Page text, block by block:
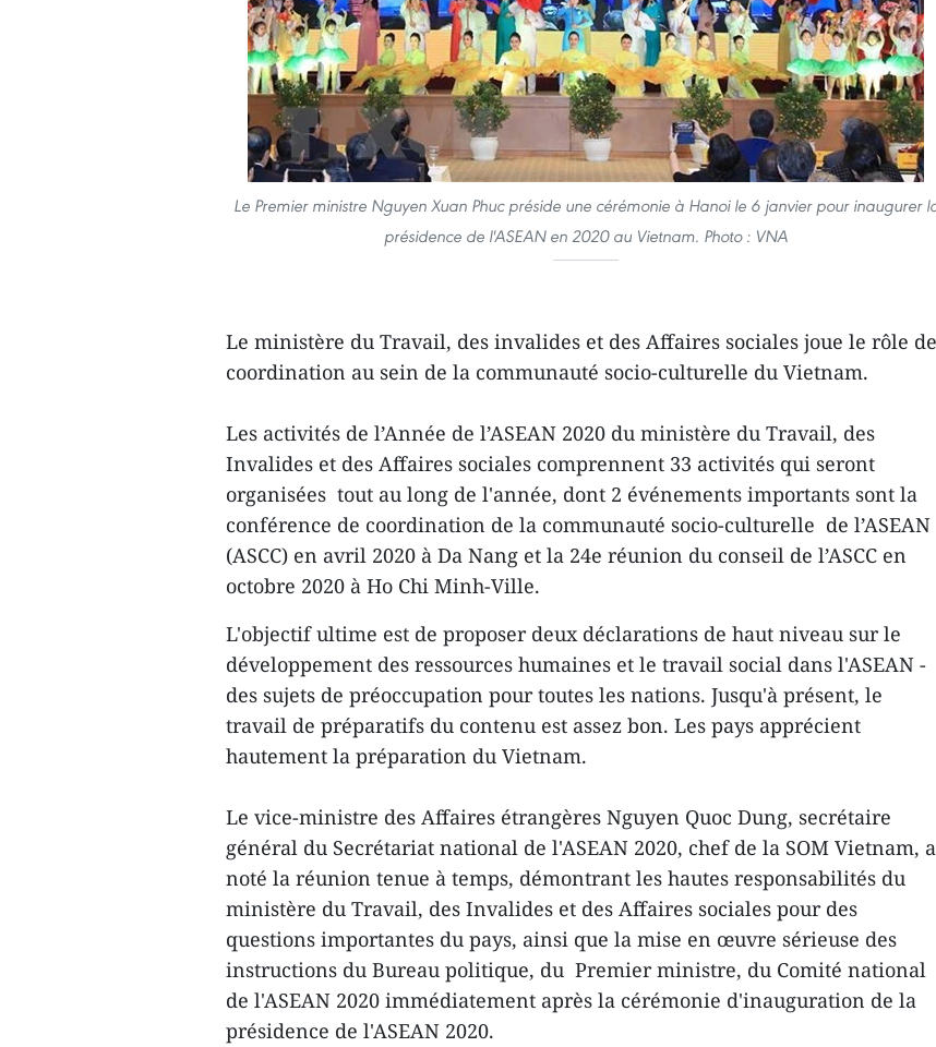
Le Premier ministre Nguyen Xuan Phuc préside une cérémonie à Hanoi le 6 janvier pour inaugurer
présidence de l'ASEAN en 2020 au Vietnam. Photo : VNA
Le ministère du Travail, des invalides et des Affaires sociales joue le rôle de
coordination au sein de la communauté socio-culturelle du Vietnam.
Les activités de l’Année de l’ASEAN 2020 du ministère du Travail, des
Invalides et des Affaires sociales comprennent 33 activités qui seront
organisées tout au long de l'année, dont 2 événements importants sont la
conférence de coordination de la communauté socio-culturelle de l’ASEAN
(ASCC) en avril 2020 à Da Nang et la 24e réunion du conseil de l’ASCC en
octobre 2020 à Ho Chi Minh-Ville.
L'objectif ultime est de proposer deux déclarations de haut niveau sur le
développement des ressources humaines et le travail social dans l'ASEAN -
des sujets de préoccupation pour toutes les nations. Jusqu'à présent, le
travail de préparatifs du contenu est assez bon. Les pays apprécient
hautement la préparation du Vietnam.
Le vice-ministre des Affaires étrangères Nguyen Quoc Dung, secrétaire
général du Secrétariat national de l'ASEAN 2020, chef de la SOM Vietnam, a
noté la réunion tenue à temps, démontrant les hautes responsabilités du
ministère du Travail, des Invalides et des Affaires sociales pour des
questions importantes du pays, ainsi que la mise en œuvre sérieuse des
instructions du Bureau politique, du Premier ministre, du Comité national
de l'ASEAN 2020 immédiatement après la cérémonie d'inauguration de la
présidence de l'ASEAN 2020.